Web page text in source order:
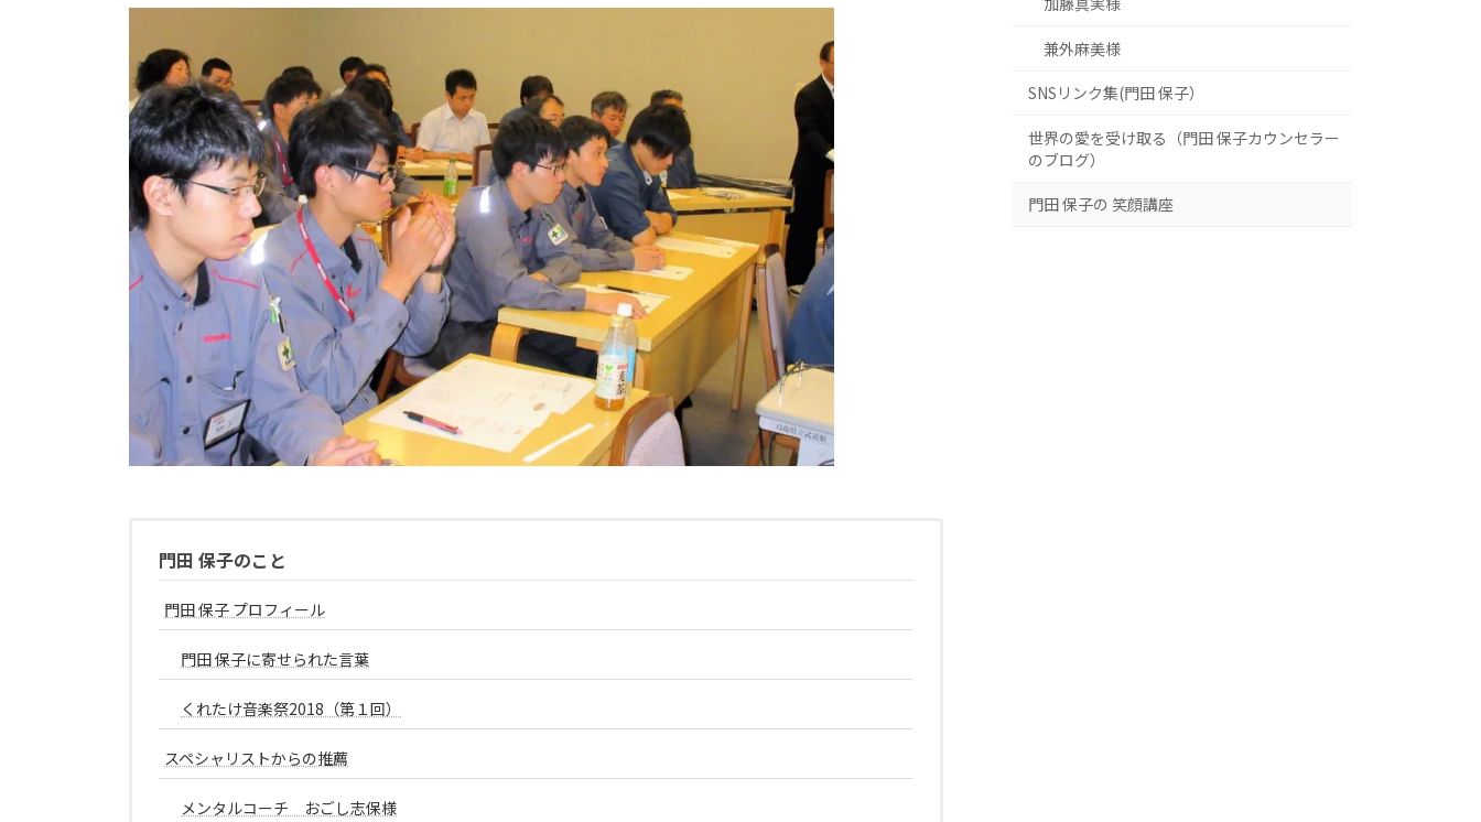
門田 保子のこと
門田 保子 プロフィール
門田 保子に寄せられた言葉
くれたけ音楽祭2018（第１回）
スペシャリストからの推薦
メンタルコーチ おごし志保様
兼外麻美様
SNSリンク集(門田 保子）
世界の愛を受け取る（門田 保子カウンセラー
のブログ）
門田 保子の 笑顔講座